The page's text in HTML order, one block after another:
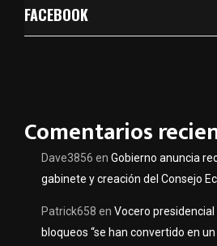
FACEBOOK
Comentarios
Dave3856 en Gobierno anuncia
gabinete y creación del Consejo
Patrick658 en Vocero
bloqueos “se han convertido en